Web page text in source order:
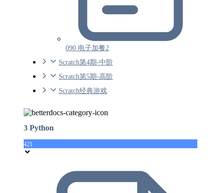
090 电子加餐2
Scratch第4期-中阶
Scratch第5期-高阶
Scratch经典游戏
3 Python
421